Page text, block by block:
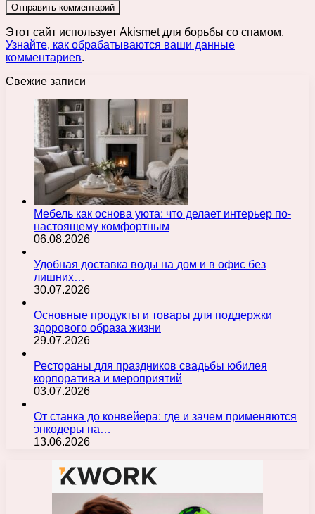
Этот сайт использует Akismet для борьбы со спамом.
Узнайте, как обрабатываются ваши данные
комментариев.
Свежие записи
Мебель как основа уюта: что делает интерьер по-
настоящему комфортным
06.08.2026
Удобная доставка воды на дом и в офис без
лишних…
30.07.2026
Основные продукты и товары для поддержки
здорового образа жизни
29.07.2026
Рестораны для праздников свадьбы юбилея
корпоратива и мероприятий
03.07.2026
От станка до конвейера: где и зачем применяются
энкодеры на…
13.06.2026